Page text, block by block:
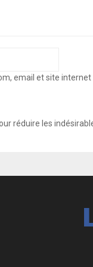
email et site
réduire les